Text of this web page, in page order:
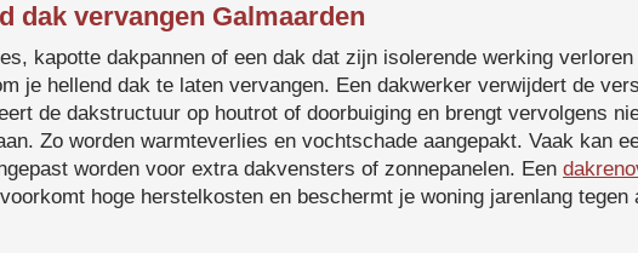
dak vervangen Galmaarden
kapotte dakpannen of een dak dat zijn isolerende werking verloren
je hellend dak te laten vervangen. Een dakwerker verwijdert de
de dakstructuur op houtrot of doorbuiging en brengt vervolgens
Zo worden warmteverlies en vochtschade aangepakt. Vaak kan
worden voor extra dakvensters of zonnepanelen. Een
hoge herstelkosten en beschermt je woning jarenlang tegen